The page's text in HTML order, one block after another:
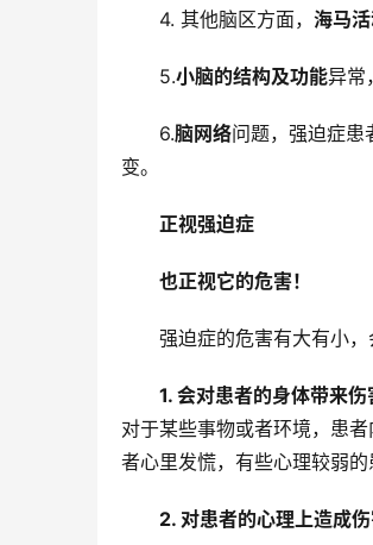
4. 其他脑区方面， 海马
5.小脑的结构及功能异常
6.脑网络问题，强迫症患
变。
正视强迫症
也正视它的危害！
强迫症的危害有大有小，
1. 会对患者的身体带来伤
对于某些事物或者环境，患
者心里发慌，有些心理较弱的
2. 对患者的心理上造成